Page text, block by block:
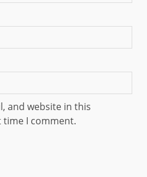
and website in this
I comment.